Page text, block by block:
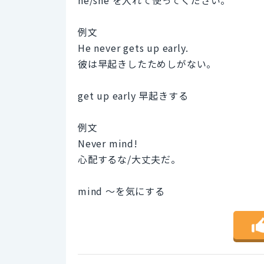
例文
He never gets up early.
彼は早起きしたためしがない。
get up early 早起きする
例文
Never mind!
心配するな/大丈夫だ。
mind ～を気にする